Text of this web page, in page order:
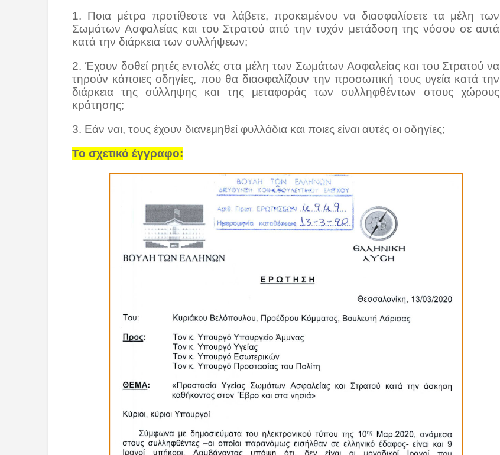
1. Ποια μέτρα προτίθεστε να λάβετε, προκειμένου να διασφαλίσετε τα μέλη των
Σωμάτων Ασφαλείας και του Στρατού από την τυχόν μετάδοση της νόσου σε αυτά
κατά την διάρκεια των συλλήψεων;
2. Έχουν δοθεί ρητές εντολές στα μέλη των Σωμάτων Ασφαλείας και του Στρατού να
τηρούν κάποιες οδηγίες, που θα διασφαλίζουν την προσωπική τους υγεία κατά την
διάρκεια της σύλληψης και της μεταφοράς των συλληφθέντων στους χώρους
κράτησης;
3. Εάν ναι, τους έχουν διανεμηθεί φυλλάδια και ποιες είναι αυτές οι οδηγίες;
Το σχετικό έγγραφο: